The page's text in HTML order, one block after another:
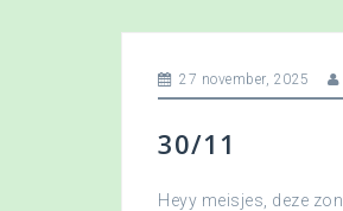
27 november, 2025
30/11
Heyy meisjes, deze